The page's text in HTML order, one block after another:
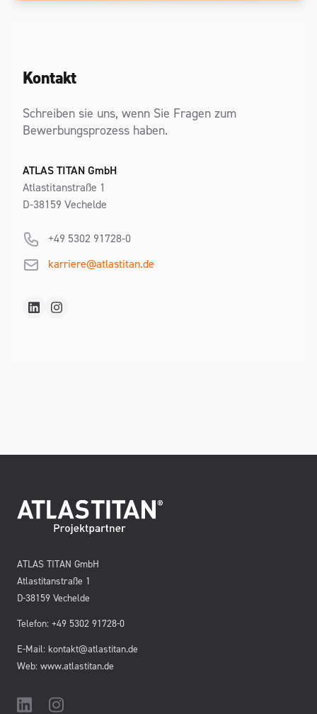
Kontakt
Schreiben sie uns, wenn Sie Fragen zum
Bewerbungsprozess haben.
Contact Address
ATLAS TITAN GmbH
Atlastitanstraße 1
D-38159 Vechelde
Phone+49 5302 91728-0
E-Mailkarriere@atlastitan.de
ATLAS TITAN GmbH
Atlastitanstraße 1
D-38159 Vechelde
Telefon: +49 5302 91728-0
E-Mail: kontakt@atlastitan.de
Web: www.atlastitan.de